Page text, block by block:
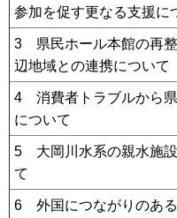
参加を促す更なる支援に
3 県民ホール本館の再
辺地域との連携について
4 消費者トラブルから
について
5 大岡川水系の親水施
て
6 外国につながりのあ